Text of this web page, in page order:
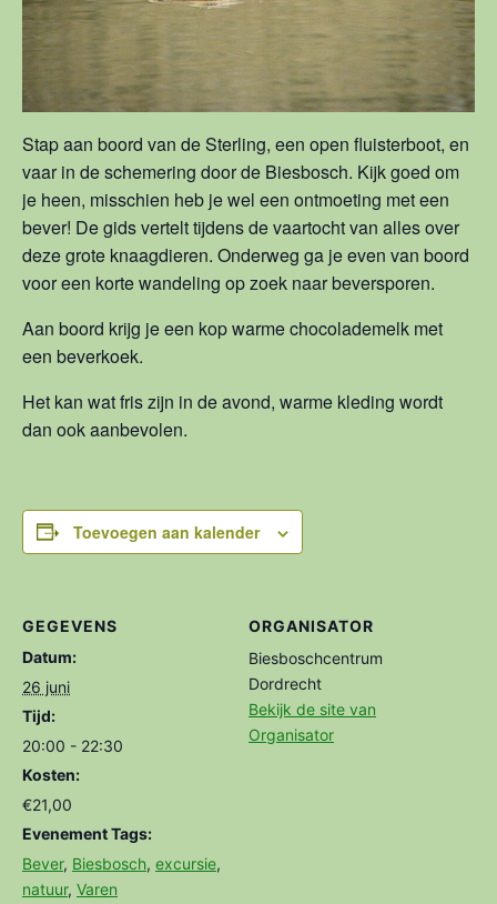
Stap aan boord van de Sterling, een open fluisterboot, en
vaar in de schemering door de Biesbosch. Kijk goed om
je heen, misschien heb je wel een ontmoeting met een
bever! De gids vertelt tijdens de vaartocht van alles over
deze grote knaagdieren. Onderweg ga je even van boord
voor een korte wandeling op zoek naar beversporen.
Aan boord krijg je een kop warme chocolademelk met
een beverkoek.
Het kan wat fris zijn in de avond, warme kleding wordt
dan ook aanbevolen.
Toevoegen aan kalender
GEGEVENS
Datum:
26 juni
Tijd:
20:00 - 22:30
Kosten:
€21,00
Evenement Tags:
Bever, Biesbosch, excursie,
natuur, Varen
ORGANISATOR
Biesboschcentrum
Dordrecht
Bekijk de site van
Organisator